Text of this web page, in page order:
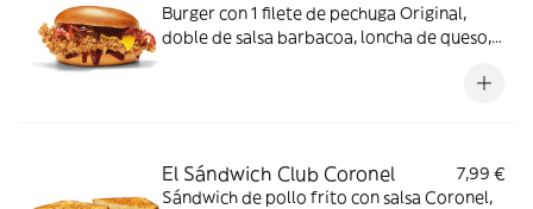
Burger con 1 filete de pechuga Original,
doble de salsa barbacoa, loncha de queso,
El Sándwich Club Coronel
7,99 €
Sándwich de pollo frito con salsa Coronel,